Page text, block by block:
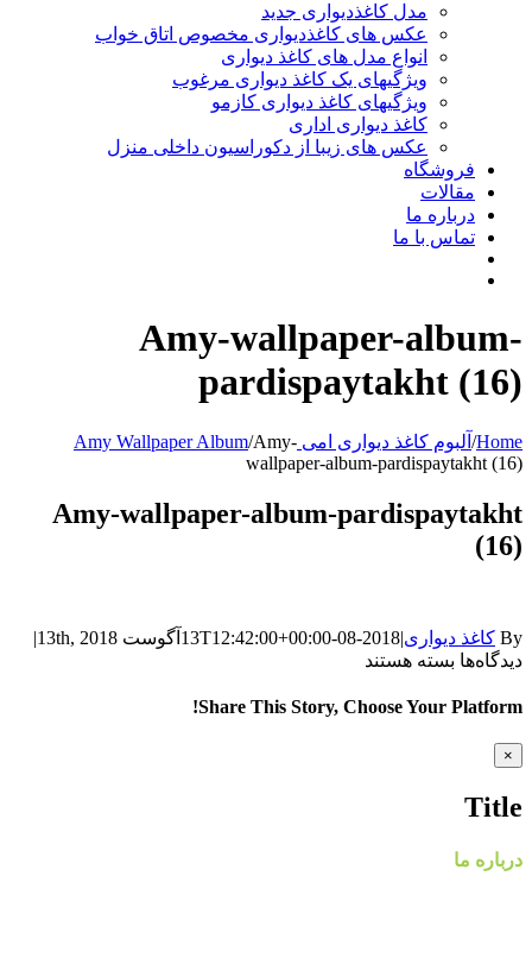
مدل کاغذدیواری جدید
عکس های کاغذدیواری مخصوص اتاق خواب
انواع مدل های کاغذ دیواری
ویژگیهای یک کاغذ دیواری مرغوب
ویژگیهای کاغذ دیواری کازمو
کاغذ دیواری اداری
عکس های زیبا از دکوراسیون داخلی منزل
فروشگاه
مقالات
درباره ما
تماس با ما
Amy-wallpaper-album-
pardispaytakht (16)
Home
/ آلبوم کاغذ دیواری امی Amy Wallpaper Album /Amy-
wallpaper-album-pardispaytakht (16)
Amy-wallpaper-album-pardispaytakht
(16)
By کاغذ دیواری|
2018-08-13T12:42:00+00:00 آگوست 13th, 2018
|
دیدگاه‌ها برای
wallpaper-
بسته هستند
Share This Story, Choose Your Platform!
Facebook
Twitter
Reddit
LinkedIn
WhatsApp
Telegram
Tumblr
Pinterest
Vk
Xing
Email
Close
product
view
×
Title
درباره ما